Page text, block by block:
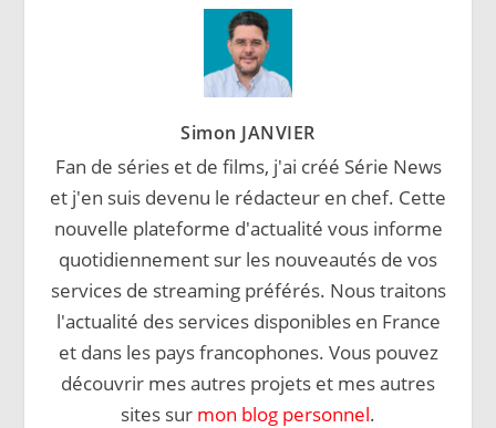
Simon JANVIER
Fan de séries et de films, j'ai créé Série News
et j'en suis devenu le rédacteur en chef. Cette
nouvelle plateforme d'actualité vous informe
quotidiennement sur les nouveautés de vos
services de streaming préférés. Nous traitons
l'actualité des services disponibles en France
et dans les pays francophones. Vous pouvez
découvrir mes autres projets et mes autres
sites sur mon blog personnel.